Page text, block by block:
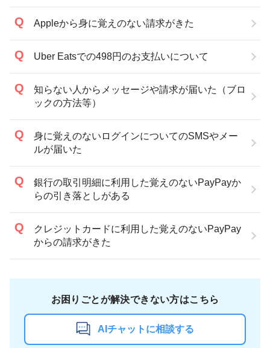
Appleから身に覚えのない請求がきた
Uber Eatsでの498円のお支払いについて
知らない人からメッセージや請求が届いた（ブロ
ックの方法等）
身に覚えのないログインについてのSMSやメー
ルが届いた
銀行の取引明細に利用した覚えのないPayPayか
らの引き落としがある
クレジットカードに利用した覚えのないPayPay
からの請求がきた
お困りごとが解決できない方はこちら
AIチャットに相談する